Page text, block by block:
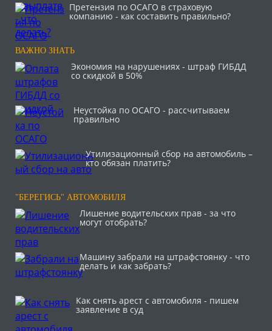
Претензия по ОСАГО в страховую
компанию - как составить правильно?
ВАЖНО ЗНАТЬ
Экономия на нарушениях - штраф ГИБДД
со скидкой в 50%
Неустойка по ОСАГО - рассчитываем
правильно
Утилизационный сбор на автомобиль –
кто обязан платить?
"БЕРЕГИСЬ" АВТОМОБИЛЯ
Лишение водительских прав - за что
могут отобрать?
Машину забрали на штрафстоянку - что
делать и как забрать?
Как снять арест с автомобиля - пишем
заявление в суд